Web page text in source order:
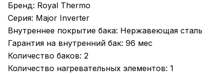
Бренд: Royal Thermo
Серия: Major Inverter
Внутреннее покрытие бака: Нержавеющая сталь
Гарантия на внутренний бак: 96 мес
Количество баков: 2
Количество нагревательных элементов: 1